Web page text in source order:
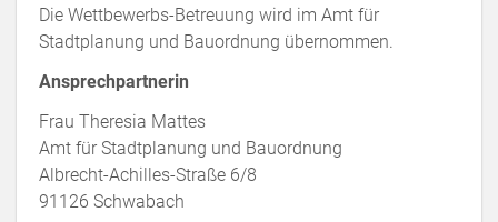
Die Wettbewerbs-Betreuung wird im Amt für
Stadtplanung und Bauordnung übernommen.
Ansprechpartnerin
Frau Theresia Mattes
Amt für Stadtplanung und Bauordnung
Albrecht-Achilles-Straße 6/8
91126 Schwabach